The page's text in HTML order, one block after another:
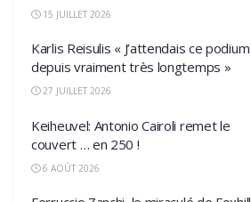
15 JUILLET 2026
Karlis Reisulis « J’attendais ce podium
depuis vraiment très longtemps »
27 JUILLET 2026
Keiheuvel: Antonio Cairoli remet le
couvert … en 250 !
6 AOÛT 2026